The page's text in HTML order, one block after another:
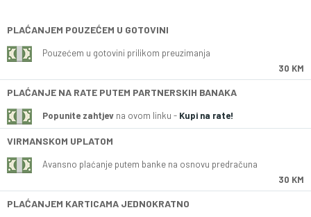
PLAĆANJEM POUZEĆEM U GOTOVINI
Pouzećem u gotovini prilikom preuzimanja
30 KM
PLAĆANJE NA RATE PUTEM PARTNERSKIH BANAKA
Popunite zahtjev na ovom linku - Kupi na rate!
VIRMANSKOM UPLATOM
Avansno plaćanje putem banke na osnovu predračuna
30 KM
PLAĆANJEM KARTICAMA JEDNOKRATNO